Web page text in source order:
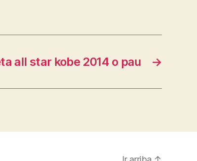
→
all star kobe 2014 o pau